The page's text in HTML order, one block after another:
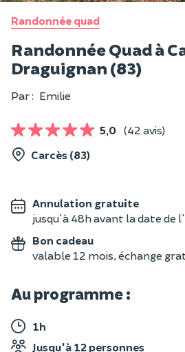
Randonnée quad
Randonnée Quad à
Draguignan (83)
Par : Emilie
5,0 (42 avis)
Carcès (83)
Annulation gratuite
jusqu'à 48h avant la date de
Bon cadeau
valable 12 mois, échange
Au programme :
1h
Jusqu'à 12 personnes